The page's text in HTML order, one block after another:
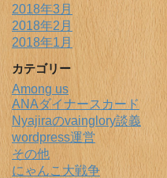
2018年3月
2018年2月
2018年1月
カテゴリー
Among us
ANAダイナースカード
Nyajiraのvainglory談義
wordpress運営
その他
にゃんこ大戦争